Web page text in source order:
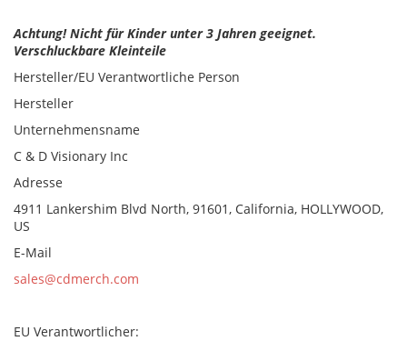
Achtung! Nicht für Kinder unter 3 Jahren geeignet.
Verschluckbare Kleinteile
Hersteller/EU Verantwortliche Person
Hersteller
Unternehmensname
C & D Visionary Inc
Adresse
4911 Lankershim Blvd North, 91601, California, HOLLYWOOD,
US
E-Mail
sales@cdmerch.com
EU Verantwortlicher: